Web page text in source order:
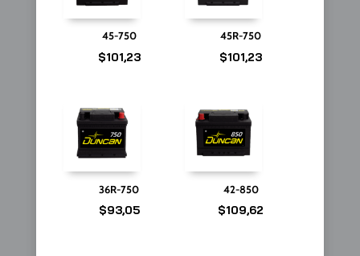
45-750
$101,23
45R-750
$101,23
36R-750
$93,05
42-850
$109,62